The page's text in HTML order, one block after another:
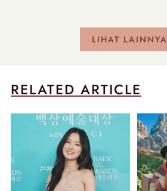
LIHAT LAINNYA
RELATED ARTICLE